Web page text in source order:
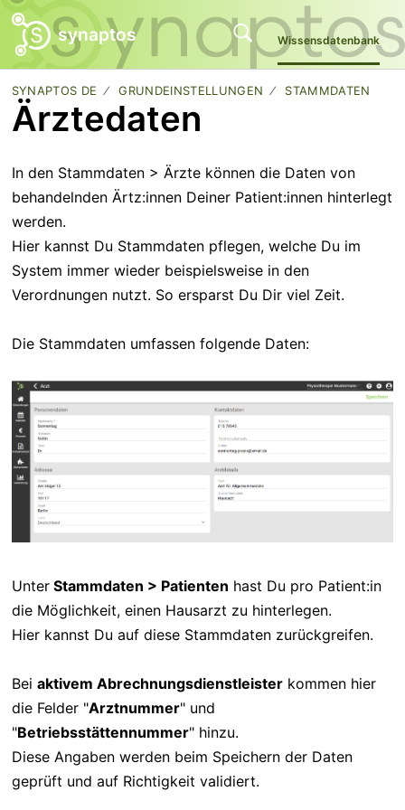
synaptos Wissensdatenbank
SYNAPTOS DE GRUNDEINSTELLUNGEN STAMMDATEN
Ärztedaten
In den Stammdaten > Ärzte können die Daten von
behandelnden Ärtz:innen Deiner Patient:innen hinterlegt
werden.
Hier kannst Du Stammdaten pflegen, welche Du im
System immer wieder beispielsweise in den
Verordnungen nutzt. So ersparst Du Dir viel Zeit.
Die Stammdaten umfassen folgende Daten:
UnterStammdaten > Patienten hast Du pro Patient:in
die Möglichkeit, einen Hausarzt zu hinterlegen.
Hier kannst Du auf diese Stammdaten zurückgreifen.
Bei aktivem Abrechnungsdienstleisterkommen hier
die Felder "Arztnummer" und
"Betriebsstättennummer" hinzu.
Diese Angaben werden beim Speichern der Daten
geprüft und auf Richtigkeit validiert.